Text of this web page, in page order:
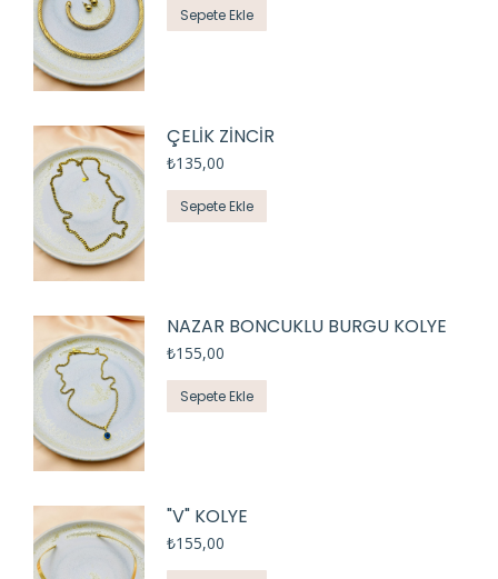
Sepete Ekle
ÇELİK ZİNCİR
₺135,00
Sepete Ekle
NAZAR BONCUKLU BURGU KOLYE
₺155,00
Sepete Ekle
"V" KOLYE
₺155,00